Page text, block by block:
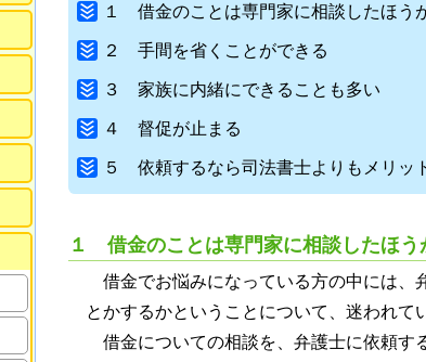
１ 借金のことは専門家に相談したほう
２ 手間を省くことができる
３ 家族に内緒にできることも多い
４ 督促が止まる
５ 依頼するなら司法書士よりもメリッ
１ 借金のことは専門家に相談したほう
借金でお悩みになっている方の中には、
とかするかということについて、迷われて
借金についての相談を、弁護士に依頼す